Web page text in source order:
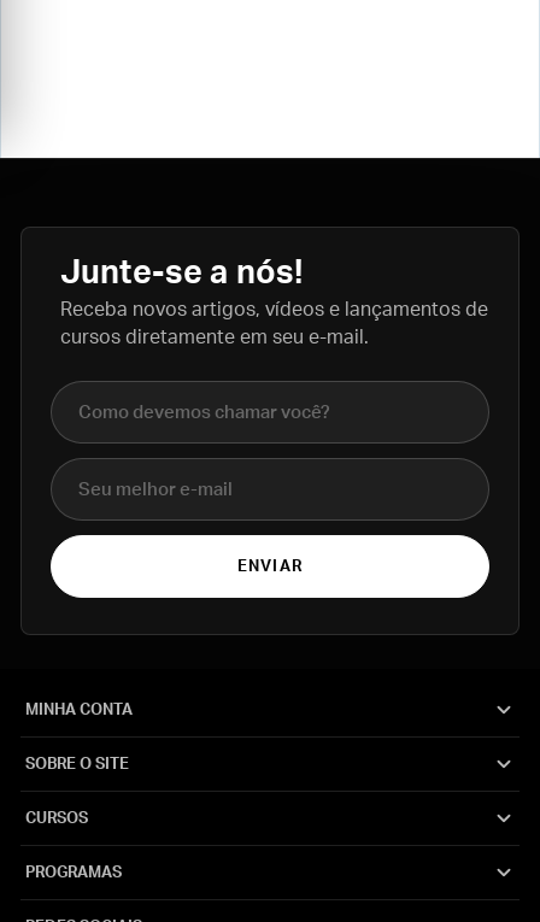
Junte-se a nós!
Receba novos artigos, vídeos e lançamentos de
cursos diretamente em seu e-mail.
Nome completo
E-mail
ENVIAR
MINHA CONTA
SOBRE O SITE
CURSOS
PROGRAMAS